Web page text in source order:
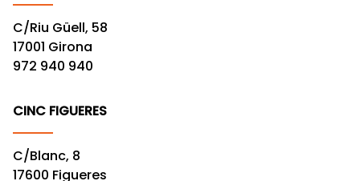
C/Riu Güell, 58
17001 Girona
972 940 940
CINC FIGUERES
C/Blanc, 8
17600 Figueres